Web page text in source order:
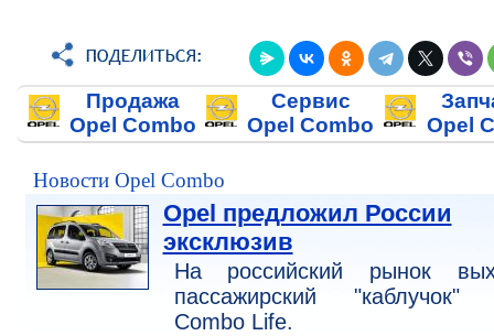
Продажа
Opel Combo
Сервис
Opel Combo
Opel
Новости Opel Combo
Opel предложил России
эксклюзив
На российский рынок
пассажирский "каблучок"
Combo Life.